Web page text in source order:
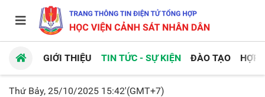
GIỚI THIỆU TIN TỨC - SỰ KIỆN ĐÀO TẠO HỢP
Thứ Bảy, 25/10/2025 15:42'(GMT+7)